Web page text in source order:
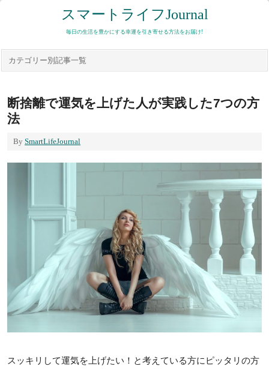
スマートライフJournal
毎日の生活を豊かにする幸運を引き寄せる方法をお届け!
カテゴリー別記事一覧
断捨離で運気を上げた人が実践した7つの方
法
By SmartLifeJournal
スッキリして運気を上げたい！と考えている方にピッタリの方